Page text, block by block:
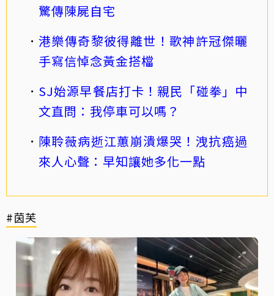
驚傳陳屍自宅
港樂傳奇黎彼得離世！歌神許冠傑曬
手寫信悼念黃金搭檔
SJ始源早餐店打卡！親民「碰拳」中
文直問：我停車可以嗎？
陳聆薇病逝江蕙崩潰爆哭！洩抗癌過
來人心聲：早知讓她多化一點
#茵芙